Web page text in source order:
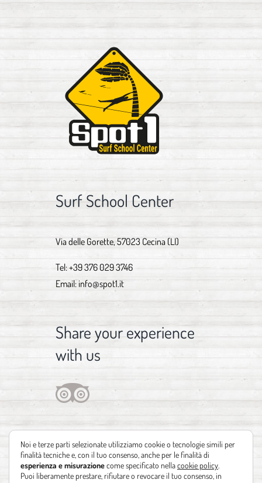
Surf School Center
Via delle Gorette, 57023 Cecina (LI)
Tel:+39 376 029 3746
Email: info@spot1.it
Share your experience
with us
Noi e terze parti selezionate utilizziamo cookie o tecnologie simili per
finalità tecniche e, con il tuo consenso, anche per le finalità di
esperienza e misurazionecome specificato nellacookie policy
Puoi liberamente prestare, rifiutare o revocare il tuo consenso, in